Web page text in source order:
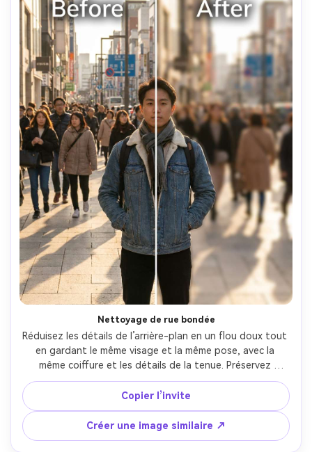
Nettoyage de rue bondée
Réduisez les détails de l’arrière-plan en un flou doux tout
en gardant le même visage et la même pose, avec la
même coiffure et les détails de la tenue. Préservez
l’éclairage et la direction des ombres, gardez le contour
du sujet propre autour des cheveux et des épaules.
Réglez le flou sur moyen pour que la rue reste
reconnaissable mais peu distrayante --ar 4:5
Copier l’invite
Créer une image similaire ↗